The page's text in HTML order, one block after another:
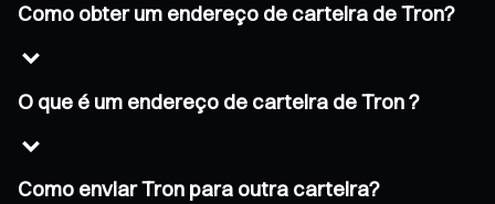
Como obter um endereço de carteira de Tron?
O que é um endereço de carteira de Tron ?
Como enviar Tron para outra carteira?